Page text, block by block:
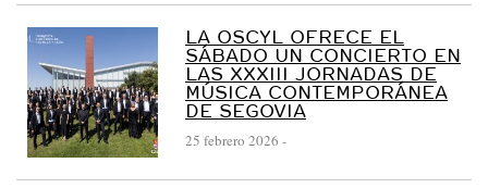
LA OSCYL OFRECE EL
SÁBADO UN CONCIERTO EN
LAS XXXIII JORNADAS DE
MÚSICA CONTEMPORÁNEA
DE SEGOVIA
25 febrero 2026 -